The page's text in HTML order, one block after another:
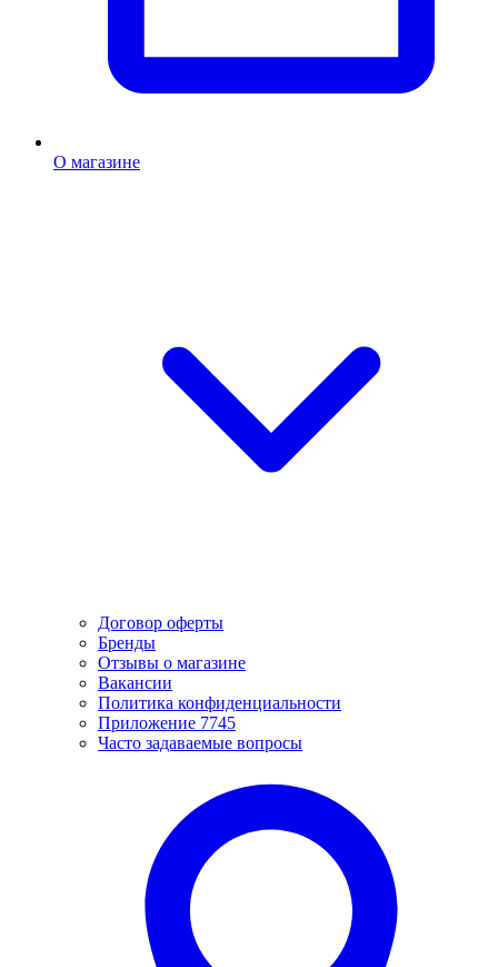
О магазине
Договор оферты
Бренды
Отзывы о магазине
Вакансии
Политика конфиденциальности
Приложение 7745
Часто задаваемые вопросы